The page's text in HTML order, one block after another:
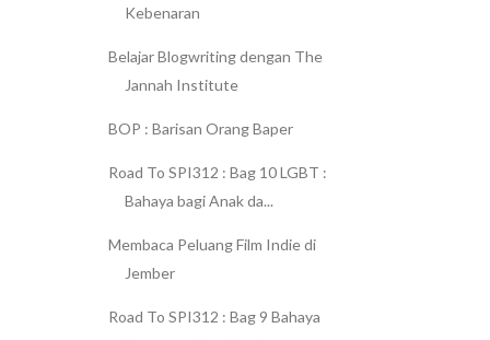
Kebenaran
Belajar Blogwriting dengan The
Jannah Institute
BOP : Barisan Orang Baper
Road To SPI312 : Bag 10 LGBT :
Bahaya bagi Anak da...
Membaca Peluang Film Indie di
Jember
Road To SPI312 : Bag 9 Bahaya